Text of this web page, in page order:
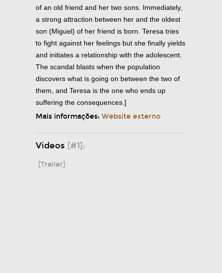
of an old friend and her two sons. Immediately,
a strong attraction between her and the oldest
son (Miguel) of her friend is born. Teresa tries
to fight against her feelings but she finally yields
and initiates a relationship with the adolescent.
The scandal blasts when the population
discovers what is going on between the two of
them, and Teresa is the one who ends up
suffering the consequences.]
Mais informações: Website externo
Videos [#1]:
[Trailer]